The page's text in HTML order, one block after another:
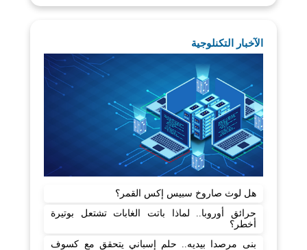
الآخبار التكنلوجية
هل لوث صاروخ سبيس إكس القمر؟
حرائق أوروبا.. لماذا باتت الغابات تشتعل بوتيرة
أخطر؟
بنى مرصدا بيديه.. حلم إسباني يتحقق مع كسوف